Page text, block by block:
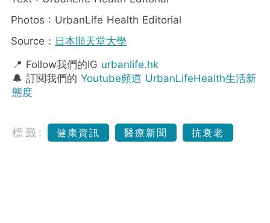
Photos : UrbanLife Health Editorial
Source： 日本順天堂大學
📍 Follow我們的IG urbanlife.hk
🔔 訂閱我們的 Youtube頻道 UrbanLifeHealth生活新
態度
標籤: 健康資訊 醫療新聞 抗衰老